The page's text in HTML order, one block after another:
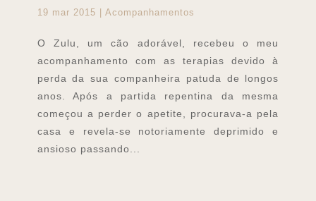
19 mar 2015 Acompanhamentos
O Zulu, um cão adorável, recebeu o meu
acompanhamento com as terapias devido à
perda da sua companheira patuda de longos
anos. Após a partida repentina da mesma
começou a perder o apetite, procurava-a pela
casa e revela-se notoriamente deprimido e
ansioso passando...